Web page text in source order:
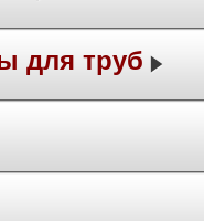
для труб